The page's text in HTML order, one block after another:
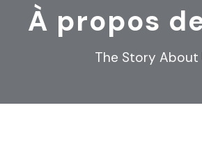
À propos
The Story About